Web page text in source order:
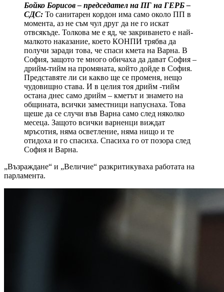
Бойко Борисов – председател на ПГ на ГЕРБ –
СДС: То санитарен кордон има само около ПП в
момента, аз не съм чул друг да не го искат
отвсякъде. Толкова ме е яд, че закриването е най-
малкото наказание, което КОНПИ трябва да
получи заради това, че спаси кмета на Варна. В
София, защото те много обичаха да дават София –
дрийм-тийм на промяната, който дойде в София.
Представяте ли си какво ще се променя, нещо
чудовищно става. И в целия тоя дрийм -тийм
остана днес само дрийм – кметът и знамето на
общината, всички заместници напуснаха. Това
щеше да се случи във Варна само след няколко
месеца. Защото всички варненци виждат
мръсотия, няма осветление, няма нищо и те
отидоха и го спасиха. Спасиха го от позора след
София и Варна.
„Възраждане“ и „Величие“ разкритикуваха работата на
парламента.